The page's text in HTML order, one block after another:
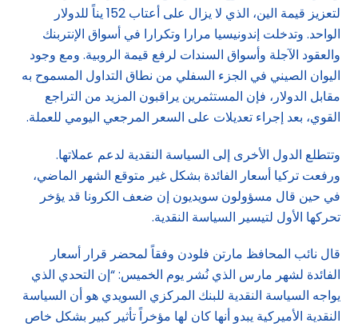
لتعزيز قيمة الين، الذي لا يزال على أعتاب 152 يناً للدولار
الواحد. وتدخلت إندونيسيا مرارا وتكرارا في أسواق الإنتربنك
والعقود الآجلة وأسواق السندات لرفع قيمة الروبية. ومع وجود
اليوان الصيني في الجزء السفلي من نطاق التداول المسموح به
مقابل الدولار، فإن المستثمرين يراقبون المزيد من التراجع
القوي، بعد إجراء تعديلات على السعر المرجعي اليومي للعملة.
وتتطلع الدول الأخرى إلى السياسة النقدية لدعم عملاتها.
ورفعت تركيا أسعار الفائدة بشكل غير متوقع الشهر الماضي،
في حين قال مسؤولون سويديون إن ضعف الكرونا قد يؤخر
تحركها الأول لتيسير السياسة النقدية.
قال نائب المحافظ مارتن فلودن وفقاً لمحضر قرار أسعار
الفائدة لشهر مارس الذي نُشر يوم الخميس: “إن التحدي الذي
يواجه السياسة النقدية للبنك المركزي السويدي هو أن السياسة
النقدية الأميركية يبدو أنها كان لها مؤخراً تأثير كبير بشكل خاص